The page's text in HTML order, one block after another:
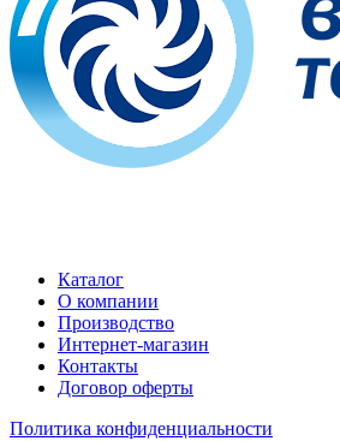
Каталог
О компании
Производство
Интернет-магазин
Контакты
Договор оферты
Политика конфиденциальности